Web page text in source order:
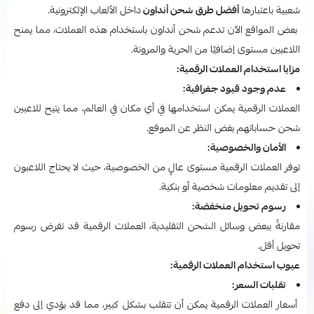
شعبية باعتبارها أفضل طرق شحن أنداونداخل الألعاب الإلكترونية.
بعض المواقع الآن تدعم شحن أنداون باستخدام هذه العملات، مما يمنح
اللاعبين مستوى إضافيًا من الحرية والمرونة.
مزايا استخدام العملات الرقمية:
عدم وجود قيود جغرافية:
العملات الرقمية يمكن استخدامها في أي مكان في العالم، مما يتيح للاعبين
شحن حساباتهم بغض النظر عن الموقع.
الأمان والخصوصية:
توفر العملات الرقمية مستوى عالٍ من الخصوصية، حيث لا يحتاج اللاعبون
إلى تقديم معلومات شخصية أو بنكية.
رسوم تحويل منخفضة:
مقارنةً ببعض وسائل الشحن التقليدية، العملات الرقمية قد تفرض رسوم
تحويل أقل.
عيوب استخدام العملات الرقمية:
تقلبات السعر:
أسعار العملات الرقمية يمكن أن تتقلب بشكل كبير، مما قد يؤدي إلى دفع